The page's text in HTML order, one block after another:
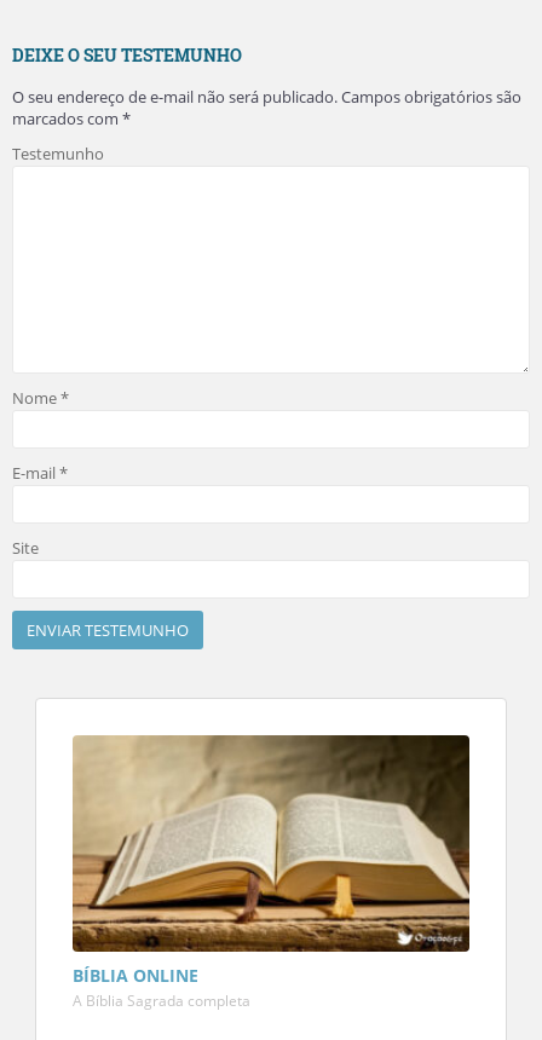
DEIXE O SEU TESTEMUNHO
O seu endereço de e-mail não será publicado.Campos obrigatórios são
marcados com *
Testemunho
Nome*
E-mail*
Site
BÍBLIA ONLINE
A Bíblia Sagrada completa